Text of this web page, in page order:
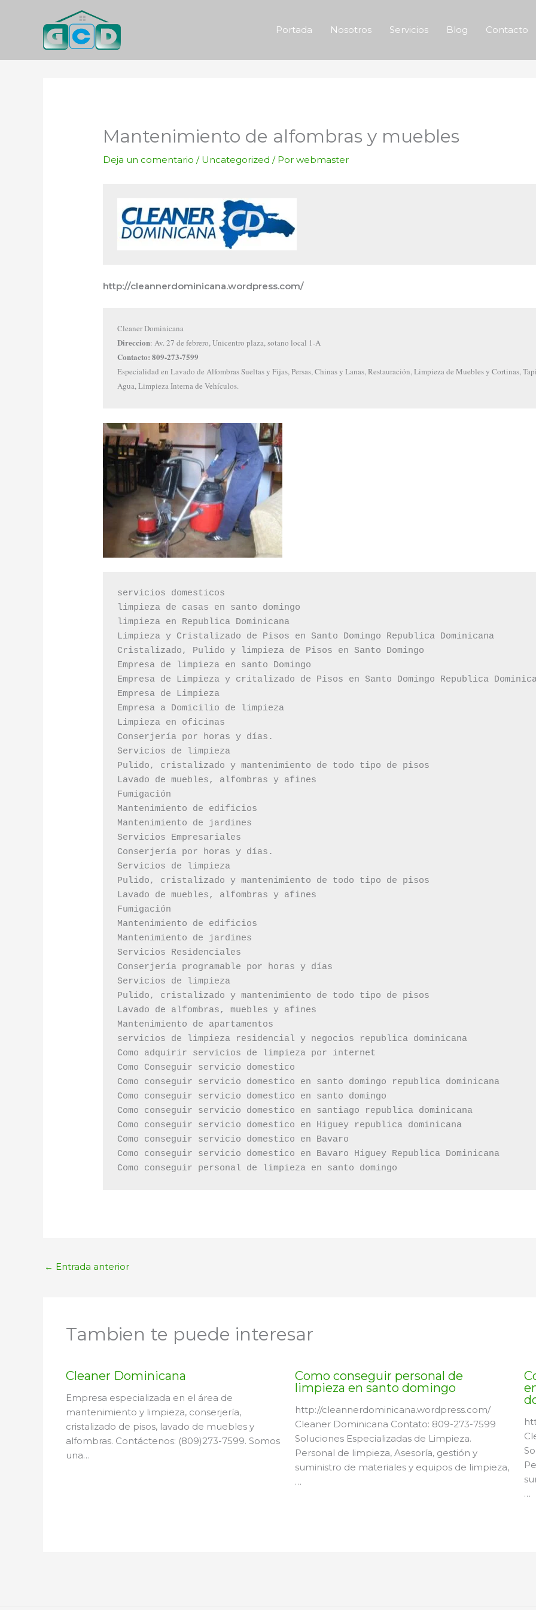
contenido
Portada Nosotros Servicios Blog Contacto
Mantenimiento de alfombras y muebles
Deja un comentario / Uncategorized / Porwebmaster
http://cleannerdominicana.wordpress.com/
Cleaner Dominicana
Direccion: Av. 27 de febrero, Unicentro plaza, sotano local 1-A
Contacto: 809-273-7599
Especialidad en Lavado de Alfombras Sueltas y Fijas, Persas, Chinas y Lanas, Restauración, Limpieza de Muebles y Cortinas,
Agua, Limpieza Interna de Vehículos.
servicios domesticos
limpieza de casas en santo domingo
limpieza en Republica Dominicana
Limpieza y Cristalizado de Pisos en Santo Domingo Republica Dominicana
Cristalizado, Pulido y limpieza de Pisos en Santo Domingo
Empresa de limpieza en santo Domingo
Empresa de Limpieza y critalizado de Pisos en Santo Domingo Republica
Empresa de Limpieza
Empresa a Domicilio de limpieza
Limpieza en oficinas
Conserjería por horas y días.
Servicios de limpieza
Pulido, cristalizado y mantenimiento de todo tipo de pisos
Lavado de muebles, alfombras y afines
Fumigación
Mantenimiento de edificios
Mantenimiento de jardines
Servicios Empresariales
Conserjería por horas y días.
Servicios de limpieza
Pulido, cristalizado y mantenimiento de todo tipo de pisos
Lavado de muebles, alfombras y afines
Fumigación
Mantenimiento de edificios
Mantenimiento de jardines
Servicios Residenciales
Conserjería programable por horas y días
Servicios de limpieza
Pulido, cristalizado y mantenimiento de todo tipo de pisos
Lavado de alfombras, muebles y afines
Mantenimiento de apartamentos
servicios de limpieza residencial y negocios republica dominicana
Como adquirir servicios de limpieza por internet
Como Conseguir servicio domestico
Como conseguir servicio domestico en santo domingo republica dominicana
Como conseguir servicio domestico en santo domingo
Como conseguir servicio domestico en santiago republica dominicana
Como conseguir servicio domestico en Higuey republica dominicana
Como conseguir servicio domestico en Bavaro
Como conseguir servicio domestico en Bavaro Higuey Republica Dominicana
Como conseguir personal de limpieza en santo domingo
← Entrada anterior
Tambien te puede interesar
Cleaner Dominicana
Empresa especializada en el área de
mantenimiento y limpieza, conserjería,
cristalizado de pisos, lavado de muebles y
alfombras. Contáctenos: (809)273-7599. Somos
una…
Como conseguir personal de
limpieza en santo domingo
http://cleannerdominicana.wordpress.com/
Cleaner Dominicana Contato: 809-273-7599
Soluciones Especializadas de Limpieza.
Personal de limpieza, Asesoría, gestión y
suministro de materiales y equipos de limpieza,
…
…